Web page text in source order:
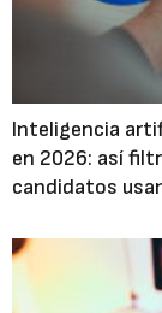
Inteligencia
en 2026: así
candidatos